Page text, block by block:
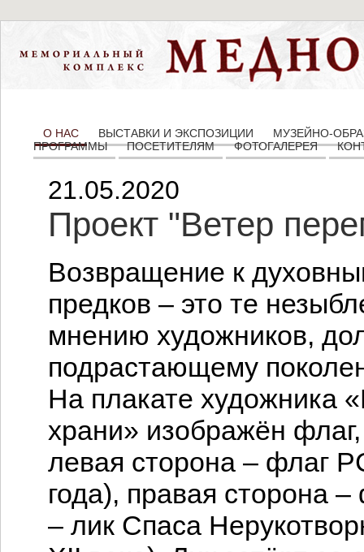
О НАС ВЫСТАВКИ И ЭКСПОЗИЦИИ
МУЗЕЙНО-
ПРОГРАММЫ
ПОСЕТИТЕЛЯМ ФОТОГАЛЕРЕЯ
21.05.2020
Проект "Ветер
Возвращение к
предков – это те
мнению художников,
подрастающему
На плакате художника
храни» изображён
левая сторона – флаг
года), правая сторона
– лик Спаса